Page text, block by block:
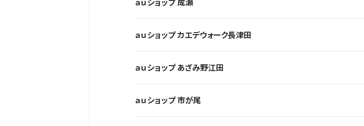
ａｕショップ カエデウォーク長津田
ａｕショップ あざみ野江田
ａｕショップ 市が尾